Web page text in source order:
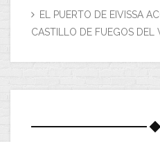
EL PUERTO DE EIVISSA
CASTILLO DE FUEGOS DEL